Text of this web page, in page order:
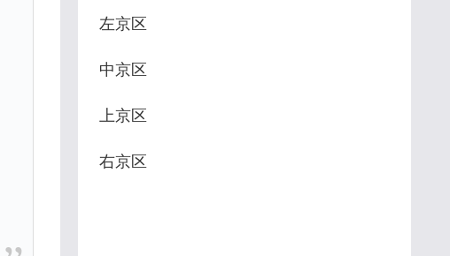
左京区
中京区
上京区
右京区